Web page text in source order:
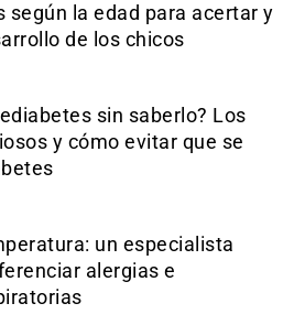
según la edad para acertar y
de los chicos
sin saberlo? Los
y cómo evitar que se
un especialista
alergias e